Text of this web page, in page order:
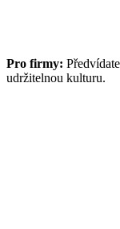
Pro firmy:
udržitelnou kulturu.